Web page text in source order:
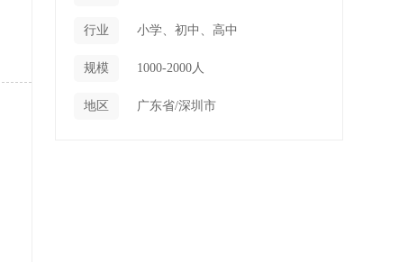
行业 小学、初中、高中
规模 1000-2000人
地区 广东省/深圳市